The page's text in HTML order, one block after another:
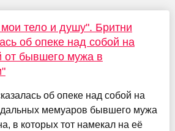
тело и душу". Бритни
об опеке над собой на
от бывшего мужа в
об опеке над собой на
мемуаров бывшего мужа
в которых тот намекал на её